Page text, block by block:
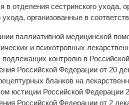
в отделения сестринского ухода,
ухода, организованные в
паллиативной медицинской
и психотропных
подлежащих контролю в
Российской Федерации от 20
бланков на
юстиции Российской Федерации
Российской Федерации от 2